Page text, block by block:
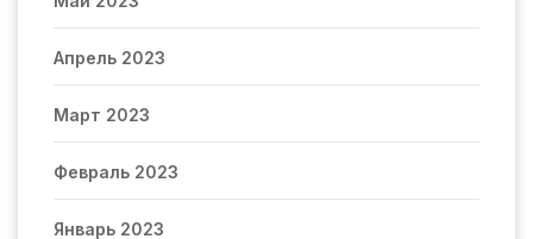
Апрель 2023
Март 2023
Февраль 2023
Январь 2023